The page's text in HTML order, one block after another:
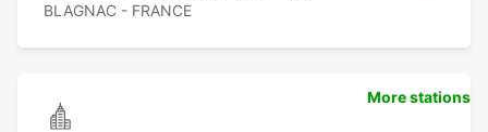
BLAGNAC - FRANCE
More stations